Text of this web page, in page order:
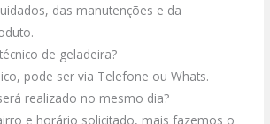
das manutenções e da
de geladeira?
pode ser via Telefone ou Whats.
realizado no mesmo dia?
e horário solicitado, mais fazemos o